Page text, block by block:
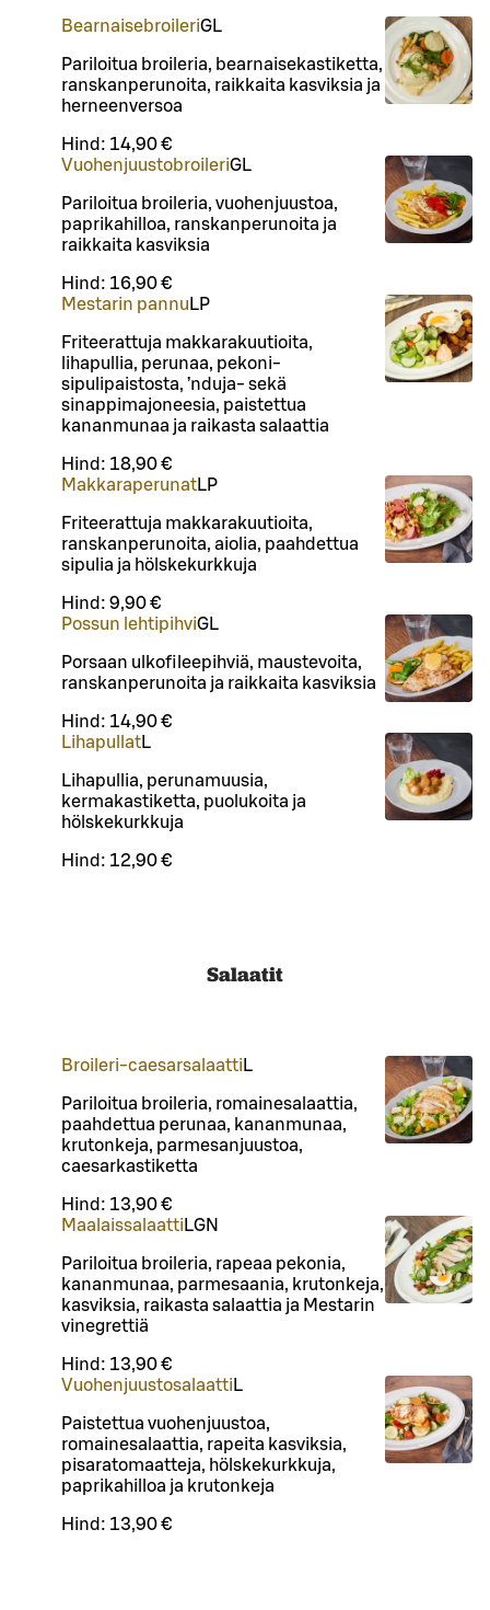
BearnaisebroileriGL
Pariloitua broileria, bearnaisekastiketta,
ranskanperunoita, raikkaita kasviksia ja
herneenversoa
Hind: 14,90 €
VuohenjuustobroileriGL
Pariloitua broileria, vuohenjuustoa,
paprikahilloa, ranskanperunoita ja
raikkaita kasviksia
Hind: 16,90 €
Mestarin pannu LP
Friteerattuja makkarakuutioita,
lihapullia, perunaa, pekoni-
sipulipaistosta, ’nduja- sekä
sinappimajoneesia, paistettua
kananmunaa ja raikasta salaattia
Hind: 18,90 €
MakkaraperunatLP
Friteerattuja makkarakuutioita,
ranskanperunoita, aiolia, paahdettua
sipulia ja hölskekurkkuja
Hind: 9,90 €
Possun lehtipihviGL
Porsaan ulkofileepihviä, maustevoita,
ranskanperunoita ja raikkaita kasviksia
Hind: 14,90 €
LihapullatL
Lihapullia, perunamuusia,
kermakastiketta, puolukoita ja
hölskekurkkuja
Hind: 12,90 €
Salaatit
Broileri-caesarsalaatti L
Pariloitua broileria, romainesalaattia,
paahdettua perunaa, kananmunaa,
krutonkeja, parmesanjuustoa,
caesarkastiketta
Hind: 13,90 €
Maalaissalaatti LGN
Pariloitua broileria, rapeaa pekonia,
kananmunaa, parmesaania, krutonkeja,
kasviksia, raikasta salaattia ja Mestarin
vinegrettiä
Hind: 13,90 €
Vuohenjuustosalaatti L
Paistettua vuohenjuustoa,
romainesalaattia, rapeita kasviksia,
pisaratomaatteja, hölskekurkkuja,
paprikahilloa ja krutonkeja
Hind: 13,90 €